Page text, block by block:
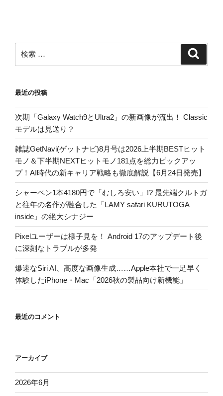
検
索:
最近の投稿
次期「Galaxy Watch9とUltra2」の新画像が流出！ Classic
モデルは見送り？
雑誌GetNavi(ゲットナビ)8月号は2026上半期BESTヒット
モノ＆下半期NEXTヒットモノ181点を総力ピックアッ
プ！AI時代の新キャリア戦略も徹底解説【6月24日発売】
シャーペン1本4180円で「むしろ安い」!? 最先端クルトガ
と往年の名作が融合した「LAMY safari KURUTOGA
inside」の絶大シナジー
Pixelユーザーは様子見を！ Android 17のアップデート後
に深刻なトラブルが多発
爆速なSiri AI、高度な画像生成……Apple本社で一足早く
体験したiPhone・Mac「2026秋の製品向け新機能」
最近のコメント
アーカイブ
2026年6月